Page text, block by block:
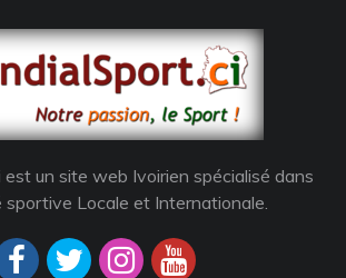
un site web Ivoirien spécialisé dans
sportive Locale et Internationale.